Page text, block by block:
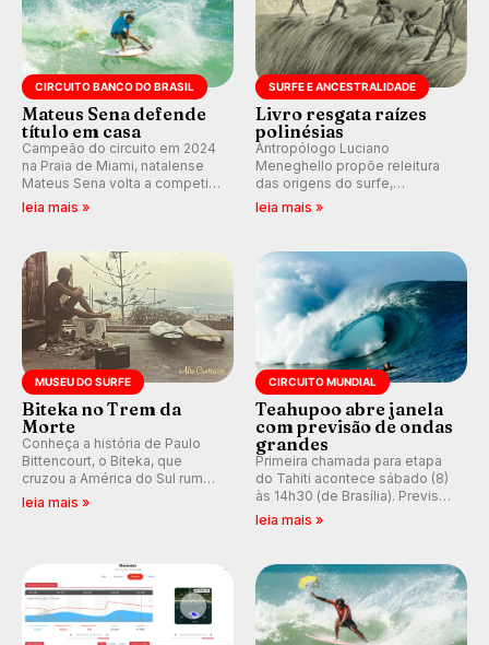
CIRCUITO BANCO DO BRASIL
Mateus Sena defende
título em casa
Campeão do circuito em 2024
na Praia de Miami, natalense
Mateus Sena volta a competir
em casa em busca de manter a
leia mais »
SURFE E ANCESTRALIDADE
Livro resgata raízes
polinésias
Antropólogo Luciano
Meneghello propõe releitura
das origens do surfe,
resgatando a cultura polinésia
prática em esporte e indústria.
leia mais »
MUSEU DO SURFE
Biteka no Trem da
Morte
Conheça a história de Paulo
Bittencourt, o Biteka, que
cruzou a América do Sul rumo
ao Pacífico em uma jornada
leia mais »
CIRCUITO MUNDIAL
Teahupoo abre janela
com previsão de ondas
grandes
Primeira chamada para etapa
do Tahiti acontece sábado (8)
às 14h30 (de Brasília). Previsão
indica swell consistente.
Kelly Slater convidado.
leia mais »